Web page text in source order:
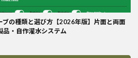
ブの種類と選び方【2026年版】片面と両面
品・自作灌水システム